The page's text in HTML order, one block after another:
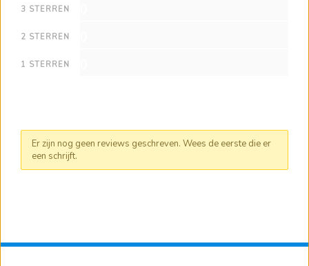
3 STERREN
2 STERREN
1 STERREN
Er zijn nog geen reviews geschreven. Wees de eerste die er
een schrijft.